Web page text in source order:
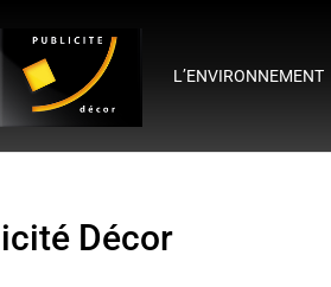
L’ENVIRONNEMENT
Décor